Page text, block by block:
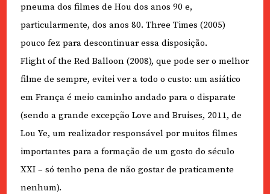
pneuma dos filmes de Hou dos anos 90 e,
particularmente, dos anos 80. Three Times (2005)
pouco fez para descontinuar essa disposição.
Flight of the Red Balloon (2008), que pode ser o melhor
filme de sempre, evitei ver a todo o custo: um asiático
em França é meio caminho andado para o disparate
(sendo a grande excepção Love and Bruises, 2011, de
Lou Ye, um realizador responsável por muitos filmes
importantes para a formação de um gosto do século
XXI – só tenho pena de não gostar de praticamente
nenhum).